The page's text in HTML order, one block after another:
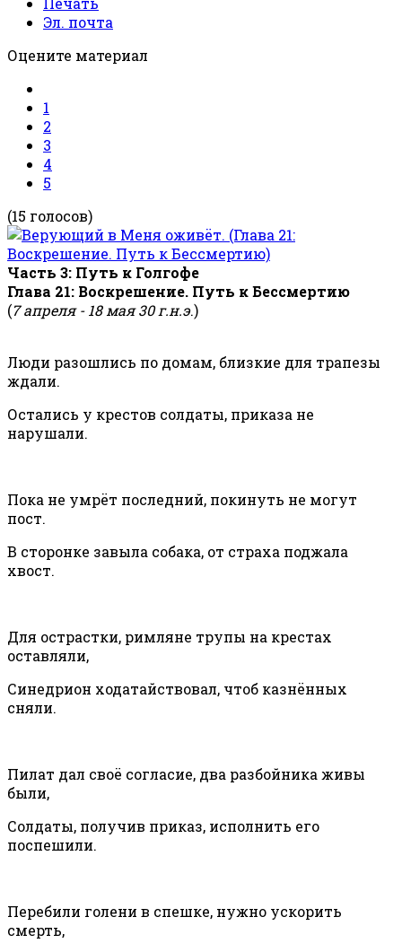
Эл. почта
Оцените материал
1
2
3
4
5
(15 голосов)
Часть 3: Путь к Голгофе
Глава 21: Воскрешение. Путь к Бессмертию
(7 апреля - 18 мая 30 г.н.э.)
Люди разошлись по домам, близкие для трапезы
ждали.
Остались у крестов солдаты, приказа не
нарушали.
Пока не умрёт последний, покинуть не могут
пост.
В сторонке завыла собака, от страха поджала
хвост.
Для острастки, римляне трупы на крестах
оставляли,
Синедрион ходатайствовал, чтоб казнённых
сняли.
Пилат дал своё согласие, два разбойника живы
были,
Солдаты, получив приказ, исполнить его
поспешили.
Перебили голени в спешке, нужно ускорить
смерть,